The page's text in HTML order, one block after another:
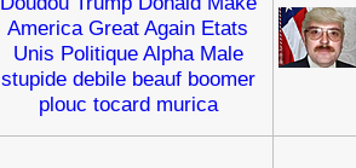
America Great Again Etats
Unis Politique Alpha Male
stupide debile beauf boomer
plouc tocard murica